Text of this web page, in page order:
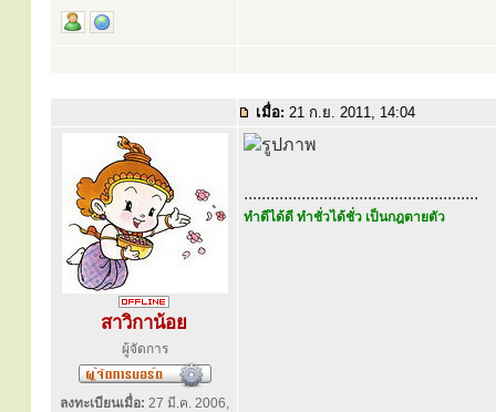
เมื่อ: 21 ก.ย. 2011, 14:04
สาวิกาน้อย
ผู้จัดการ
ลงทะเบียนเมื่อ: 27 มี.ค. 2006,
.....................................................
ทำดีได้ดี ทำชั่วได้ชั่ว เป็นกฎตายตัว